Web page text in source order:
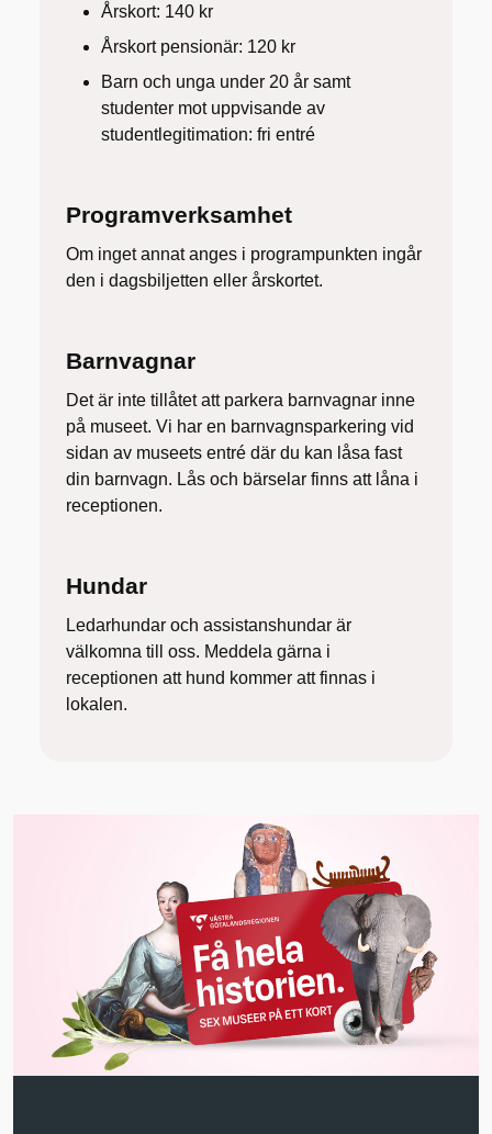
Årskort: 140 kr
Årskort pensionär: 120 kr
Barn och unga under 20 år samt
studenter mot uppvisande av
studentlegitimation: fri entré
Programverksamhet
Om inget annat anges i programpunkten ingår
den i dagsbiljetten eller årskortet.
Barnvagnar
Det är inte tillåtet att parkera barnvagnar inne
på museet. Vi har en barnvagnsparkering vid
sidan av museets entré där du kan låsa fast
din barnvagn. Lås och bärselar finns att låna i
receptionen.
Hundar
Ledarhundar och assistanshundar är
välkomna till oss. Meddela gärna i
receptionen att hund kommer att finnas i
lokalen.